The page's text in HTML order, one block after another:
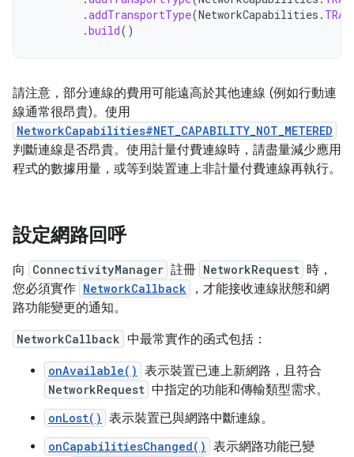
.addTransportType(NetworkCapabilities .
.build()
請注意，部分連線的費用可能遠高於其他連線 (例如行動連
線通常很昂貴)。使用
NetworkCapabilities#NET_CAPABILITY_NOT_METERED
判斷連線是否昂貴。使用計量付費連線時，請盡量減少應用
程式的數據用量，或等到裝置連上非計量付費連線再執行。
設定網路回呼
向 ConnectivityManager 註冊 NetworkRequest 時，
您必須實作 NetworkCallback
，才能接收連線狀態和網
路功能變更的通知。
NetworkCallback 中最常實作的函式包括：
onAvailable() 表示裝置已連上新網路，且符合
NetworkRequest 中指定的功能和傳輸類型需求。
onLost() 表示裝置已與網路中斷連線。
onCapabilitiesChanged() 表示網路功能已變